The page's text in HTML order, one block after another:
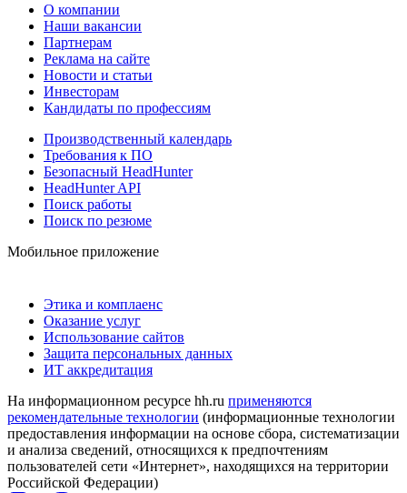
О компании
Наши вакансии
Партнерам
Реклама на сайте
Новости и статьи
Инвесторам
Кандидаты по профессиям
Производственный календарь
Требования к ПО
Безопасный HeadHunter
HeadHunter API
Поиск работы
Поиск по резюме
Мобильное приложение
Этика и комплаенс
Оказание услуг
Использование сайтов
Защита персональных данных
ИТ аккредитация
На информационном ресурсе hh.ru применяются
рекомендательные технологии (информационные технологии
предоставления информации на основе сбора, систематизации
и анализа сведений, относящихся к предпочтениям
пользователей сети «Интернет», находящихся на территории
Российской Федерации)